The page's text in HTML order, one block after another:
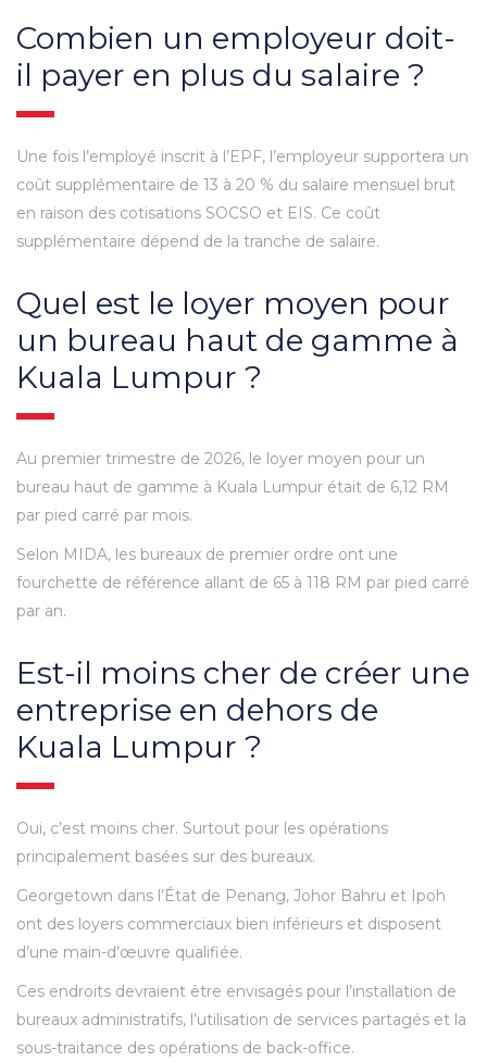
Combien un employeur doit-
il payer en plus du salaire ?
Une fois l’employé inscrit à l’EPF, l’employeur supportera un
coût supplémentaire de 13 à 20 % du salaire mensuel brut
en raison des cotisations SOCSO et EIS. Ce coût
supplémentaire dépend de la tranche de salaire.
Quel est le loyer moyen pour
un bureau haut de gamme à
Kuala Lumpur ?
Au premier trimestre de 2026, le loyer moyen pour un
bureau haut de gamme à Kuala Lumpur était de 6,12 RM
par pied carré par mois.
Selon MIDA, les bureaux de premier ordre ont une
fourchette de référence allant de 65 à 118 RM par pied carré
par an.
Est-il moins cher de créer une
entreprise en dehors de
Kuala Lumpur ?
Oui, c’est moins cher. Surtout pour les opérations
principalement basées sur des bureaux.
Georgetown dans l’État de Penang, Johor Bahru et Ipoh
ont des loyers commerciaux bien inférieurs et disposent
d’une main-d’œuvre qualifiée.
Ces endroits devraient être envisagés pour l’installation de
bureaux administratifs, l’utilisation de services partagés et la
sous-traitance des opérations de back-office.